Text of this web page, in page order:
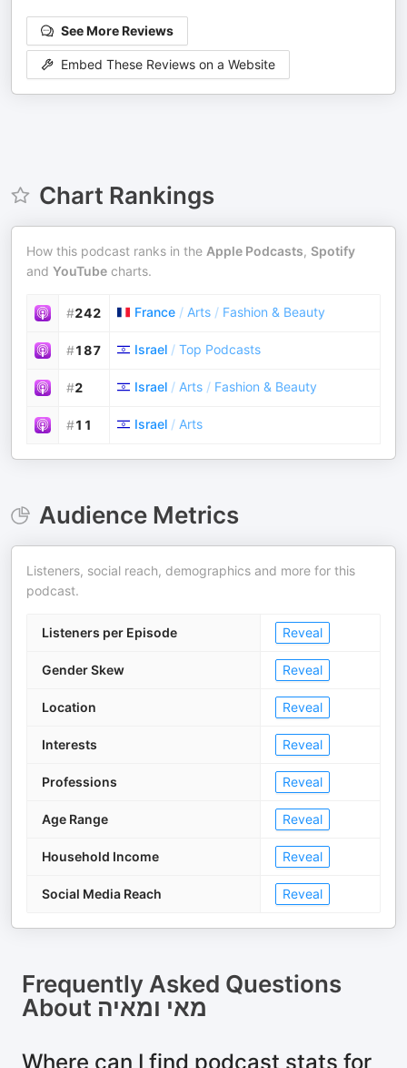
See More Reviews
Embed These Reviews on a Website
Chart Rankings
How this podcast ranks in the Apple Podcasts, Spotify
and YouTube charts.
#242 France / Arts / Fashion & Beauty
#187 Israel / Top Podcasts
#2 Israel / Arts / Fashion & Beauty
#11 Israel / Arts
Audience Metrics
Listeners, social reach, demographics and more for this
podcast.
Listeners per Episode Reveal
Gender Skew Reveal
Location Reveal
Interests Reveal
Professions Reveal
Age Range Reveal
Household Income Reveal
Social Media Reach Reveal
Frequently Asked Questions
About מאי ומאיה
Where can I find podcast stats for